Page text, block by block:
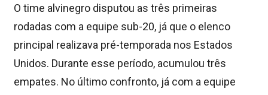
O time alvinegro disputou as três primeiras
rodadas com a equipe sub-20, já que o elenco
principal realizava pré-temporada nos Estados
Unidos. Durante esse período, acumulou três
empates. No último confronto, já com a equipe